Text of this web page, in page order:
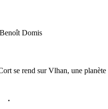
Domis
se rend sur Vlhan, une planète
•